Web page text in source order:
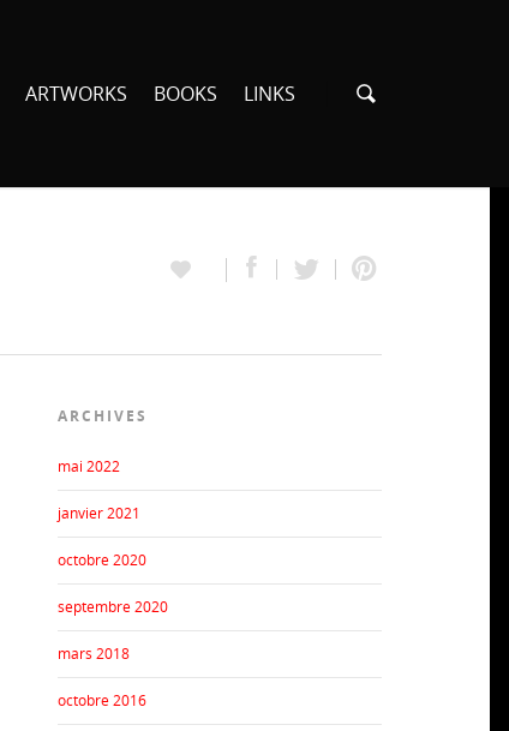
ARTWORKS BOOKS LINKS
ARCHIVES
mai 2022
janvier 2021
octobre 2020
septembre 2020
mars 2018
octobre 2016